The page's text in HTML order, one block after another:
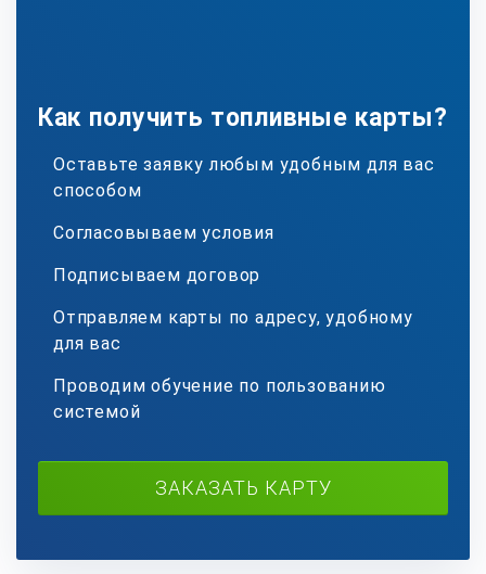
Как получить топливные карты?
Оставьте заявку любым удобным для вас
способом
Согласовываем условия
Подписываем договор
Отправляем карты по адресу, удобному
для вас
Проводим обучение по пользованию
системой
ЗАКАЗАТЬ КАРТУ